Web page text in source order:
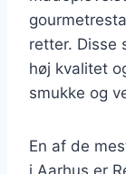
retter. Disse
høj kvalitet
smukke og
En af de
i Aarhus er